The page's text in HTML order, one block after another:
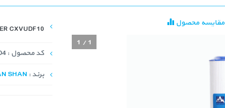
مقایسه محصول
1 /1
CXVUDF10
کد محصول : FLT-1004
برند : SHAN